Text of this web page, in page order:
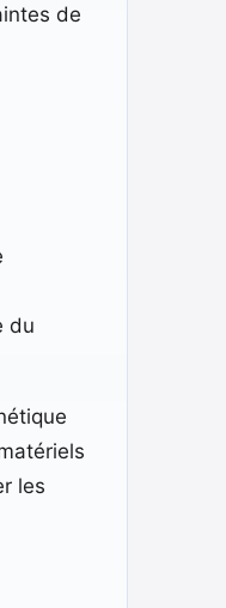
de
du
les